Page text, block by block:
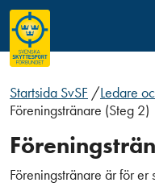
Startsida SvSF /Ledare
Föreningstränare (Steg 2)
Föreningstränare är för